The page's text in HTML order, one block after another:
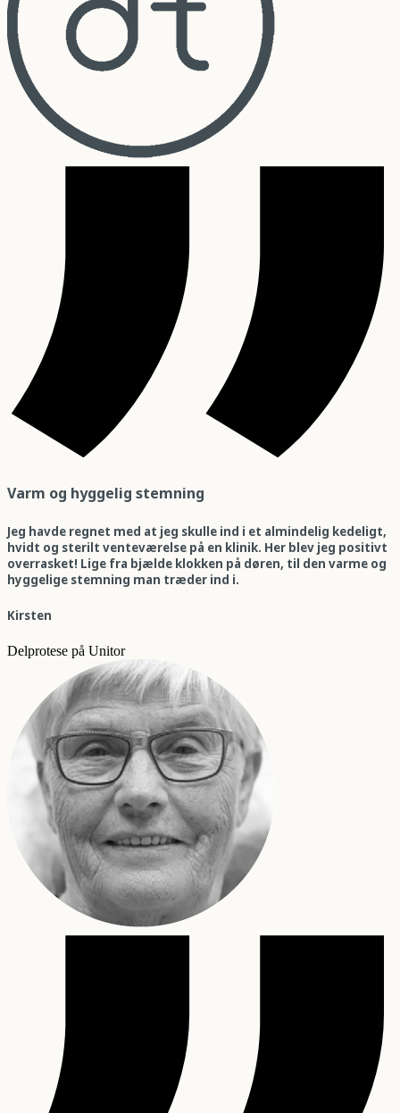
Varm og hyggelig stemning
Jeg havde regnet med at jeg skulle ind i et almindelig kedeligt,
hvidt og sterilt venteværelse på en klinik. Her blev jeg positivt
overrasket! Lige fra bjælde klokken på døren, til den varme og
hyggelige stemning man træder ind i.
Kirsten
Delprotese på Unitor